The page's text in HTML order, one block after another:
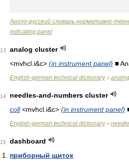
Англо-русский словарь нормативно-
indicating panel
13
analog cluster
<mvhcl.i&c> (in instrument panel) ■
English-german technical dictionary>
14
needles-and-numbers cluster
coll<mvhcl.i&c> (in instrument panel)
English-german technical dictionary>
15
dashboard
приборный щиток